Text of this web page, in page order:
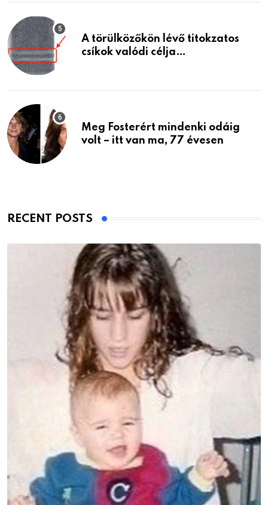
A törülközőkön lévő titokzatos
csíkok valódi célja…
Meg Fosterért mindenki odáig
volt – itt van ma, 77 évesen
RECENT POSTS